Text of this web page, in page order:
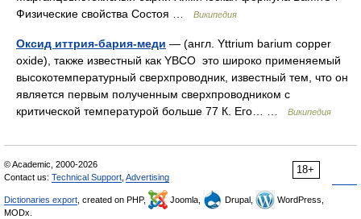
Физические свойства Состоя …
Википедия
Оксид иттрия-бария-меди — (англ. Yttrium barium copper
oxide), также известный как YBCO это широко применяемый
высокотемпературный сверхпроводник, известный тем, что он
является первым полученным сверхпроводником с
критической температурой больше 77 К. Его… …
Википедия
18+
© Academic, 2000-2026
Contact us: Technical Support Advertising
Dictionaries export , created on PHP, Joomla, Drupal,
WordPress,
MODx.